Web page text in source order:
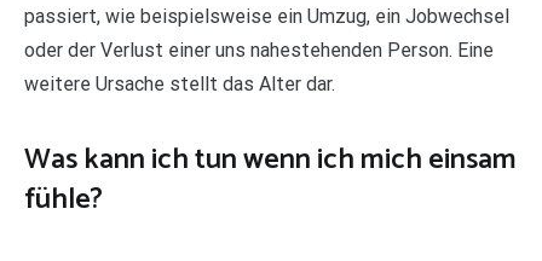
passiert, wie beispielsweise ein Umzug, ein Jobwechsel
oder der Verlust einer uns nahestehenden Person. Eine
weitere Ursache stellt das Alter dar.
Was kann ich tun wenn ich mich einsam
fühle?